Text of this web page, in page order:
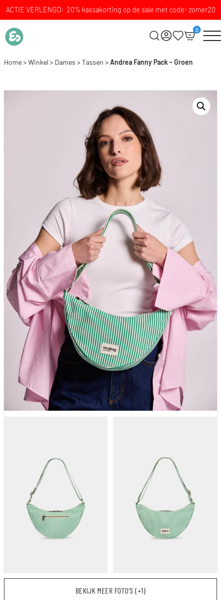
ACTIE VERLENGD: 20% kassakorting op de sale met code: zomer20
0
Home>Winkel> Dames >Tassen >Andrea Fanny Pack – Groen
BEKIJK MEER FOTO’S (+1)